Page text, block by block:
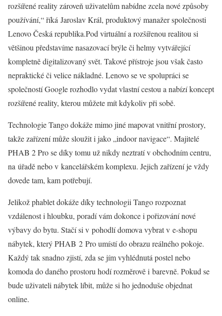
rozšířené reality zároveň uživatelům nabídne zcela nové způsoby
používání,“ říká Jaroslav Král, produktový manažer společnosti
Lenovo Česká republika.Pod virtuální a rozšířenou realitou si
většinou představíme nasazovací brýle či helmy vytvářející
kompletně digitalizovaný svět. Takové přístroje jsou však často
nepraktické či velice nákladné. Lenovo se ve spolupráci se
společností Google rozhodlo vydat vlastní cestou a nabízí koncept
rozšířené reality, kterou můžete mít kdykoliv při sobě.
Technologie Tango dokáže mimo jiné mapovat vnitřní prostory,
takže zařízení může sloužit i jako „indoor navigace“. Majitelé
PHAB 2 Pro se díky tomu už nikdy neztratí v obchodním centru,
na úřadě nebo v kancelářském komplexu. Jejich zařízení je vždy
dovede tam, kam potřebují.
Jelikož phablet dokáže díky technologii Tango rozpoznat
vzdálenost i hloubku, poradí vám dokonce i pořizování nové
výbavy do bytu. Stačí si v pohodlí domova vybrat v e-shopu
nábytek, který PHAB 2 Pro umístí do obrazu reálného pokoje.
Každý tak snadno zjistí, zda se jím vyhlédnutá postel nebo
komoda do daného prostoru hodí rozměrově i barevně. Pokud se
bude uživateli nábytek líbit, může si ho jednoduše objednat
online.